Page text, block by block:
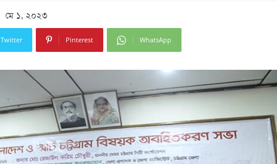
মে ১, ২০২৩
Twitter Pinterest WhatsApp